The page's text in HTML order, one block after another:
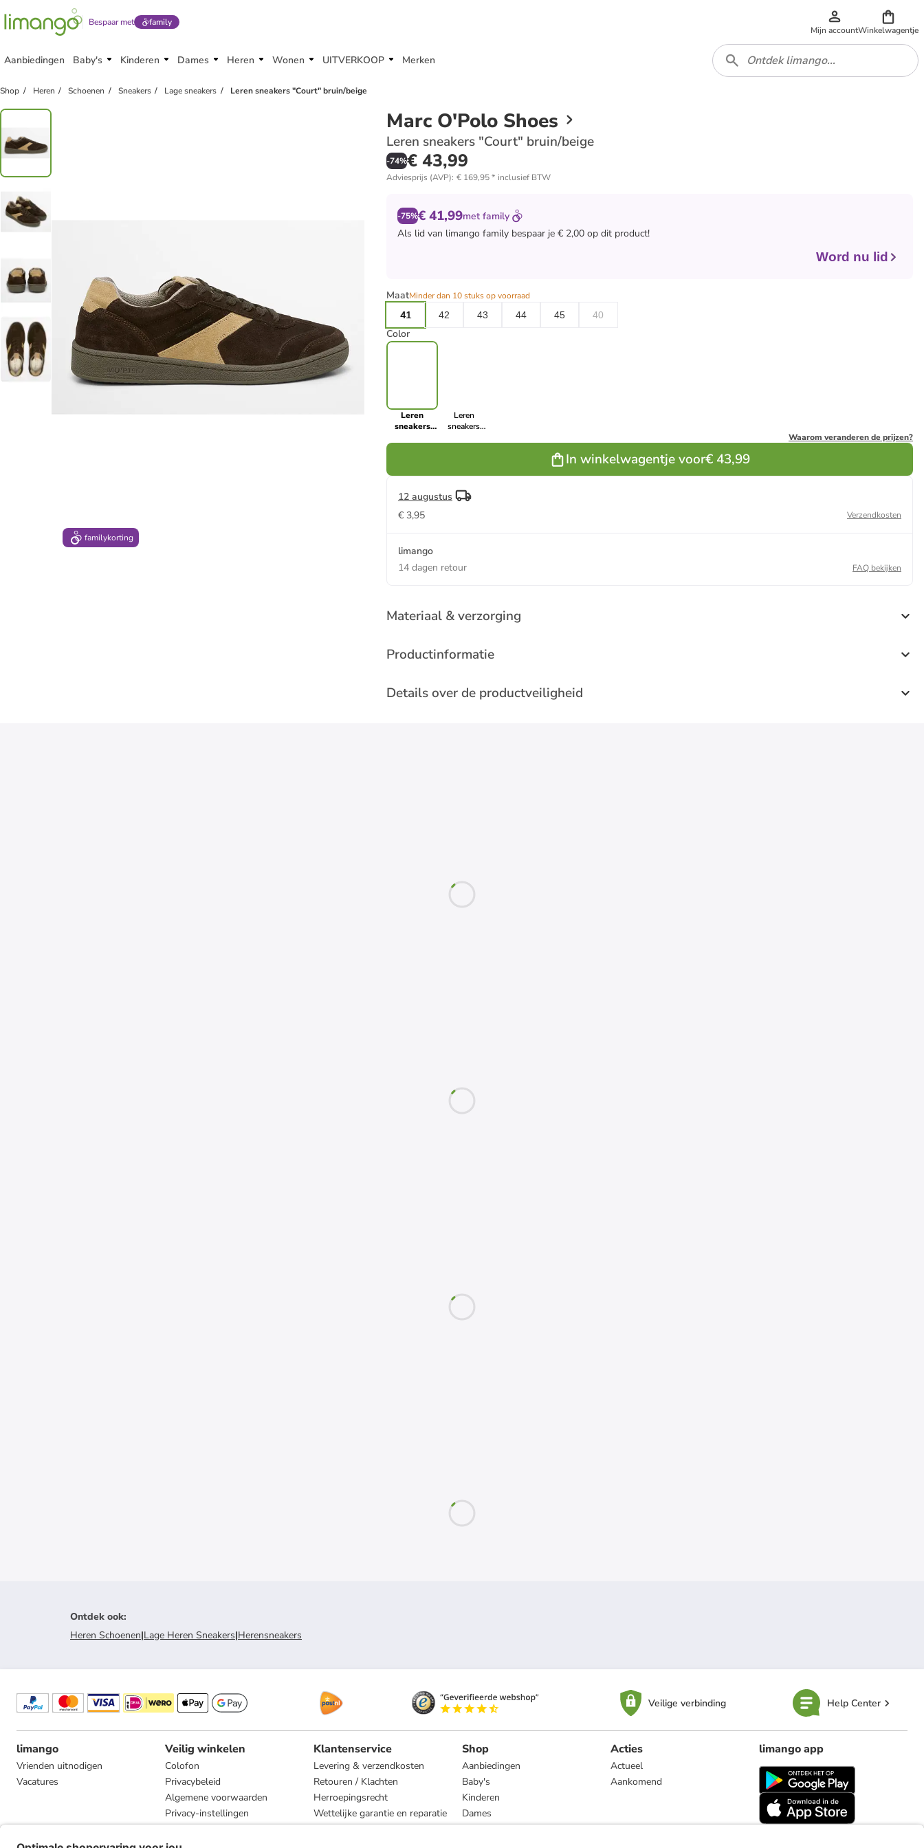
Bespaar met family
Mijn accountWinkelwagentje
Aanbiedingen Baby's Kinderen Dames Heren Wonen UITVERKOOP Merken
Shop Heren Schoenen Sneakers Lage sneakers Leren sneakers "Court" bruin/beige
family korting
familykorting
Marc O'Polo Shoes
Leren sneakers "Court" bruin/beige
-74%€ 43,99
Adviesprijs (AVP): € 169,95* inclusief BTW
-75%€ 41,99met family
Als lid van limango family bespaar je € 2,00 op dit product!
Word nu lid
MaatMinder dan 10 stuks op voorraad
41
42 43 44 45 40
Color
Leren
sneakers
Leren
sneakers
Waarom veranderen de prijzen?
In winkelwagentje voor€ 43,99
12 augustus
€ 3,95
Verzendkosten
limango
14 dagen retour
FAQ bekijken
Materiaal & verzorging
Productinformatie
Details over de productveiligheid
Ontdek ook:
Heren Schoenen|Lage Heren Sneakers|Herensneakers
Veilige verbinding Help Center
limango
Vrienden uitnodigen
Vacatures
Veilig winkelen
Colofon
Privacybeleid
Algemene voorwaarden
Privacy-instellingen
Compliance
Klantenservice
Levering & verzendkosten
Retouren / Klachten
Herroepingsrecht
Wettelijke garantie en reparatie
Shop
Aanbiedingen
Baby's
Kinderen
Dames
Heren
Acties
Actueel
Aankomend
limango app